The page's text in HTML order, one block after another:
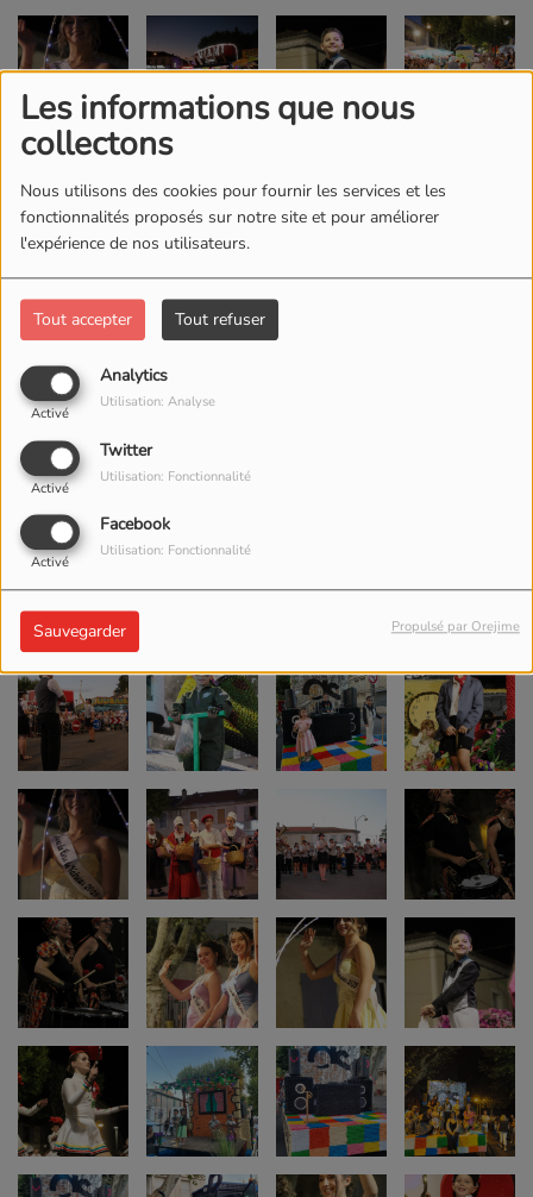
Les informations que nous
collectons
Nous utilisons des cookies pour fournir les services et les
fonctionnalités proposés sur notre site et pour améliorer
l'expérience de nos utilisateurs.
Tout accepter Tout refuser
Analytics
Activé
Utilisation: Analyse
Twitter
Activé
Utilisation: Fonctionnalité
Facebook
Activé
Utilisation: Fonctionnalité
Sauvegarder Propulsé par Orejime